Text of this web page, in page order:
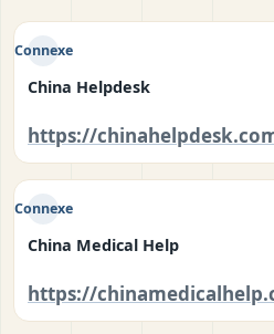
Connexe
China Helpdesk
https://
Connexe
China Medical Help
https://